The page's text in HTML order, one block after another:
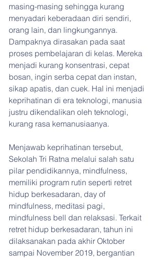
masing-masing sehingga kurang
menyadari keberadaan diri sendiri,
orang lain, dan lingkungannya.
Dampaknya dirasakan pada saat
proses pembelajaran di kelas. Mereka
menjadi kurang konsentrasi, cepat
bosan, ingin serba cepat dan instan,
sikap apatis, dan cuek. Hal ini menjadi
keprihatinan di era teknologi, manusia
justru dikendalikan oleh teknologi,
kurang rasa kemanusiaanya.
Menjawab keprihatinan tersebut,
Sekolah Tri Ratna melalui salah satu
pilar pendidikannya, mindfulness,
memiliki program rutin seperti retret
hidup berkesadaran, day of
mindfulness, meditasi pagi,
mindfulness bell dan relaksasi. Terkait
retret hidup berkesadaran, tahun ini
dilaksanakan pada akhir Oktober
sampai November 2019, bergantian